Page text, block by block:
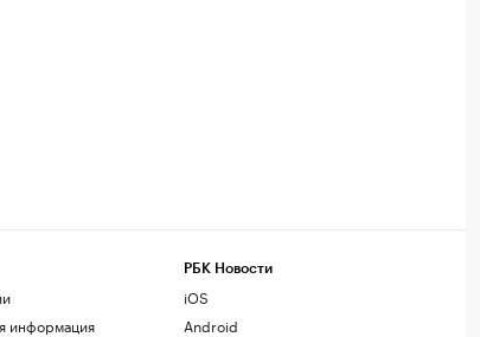
информация
РБК Новости
iOS
Android